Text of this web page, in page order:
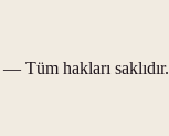
— Tüm hakları saklıdır.